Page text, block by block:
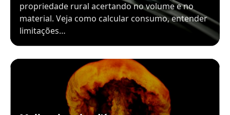
propriedade rural acertando no volume e no
material. Veja como calcular consumo, entender
limitações…